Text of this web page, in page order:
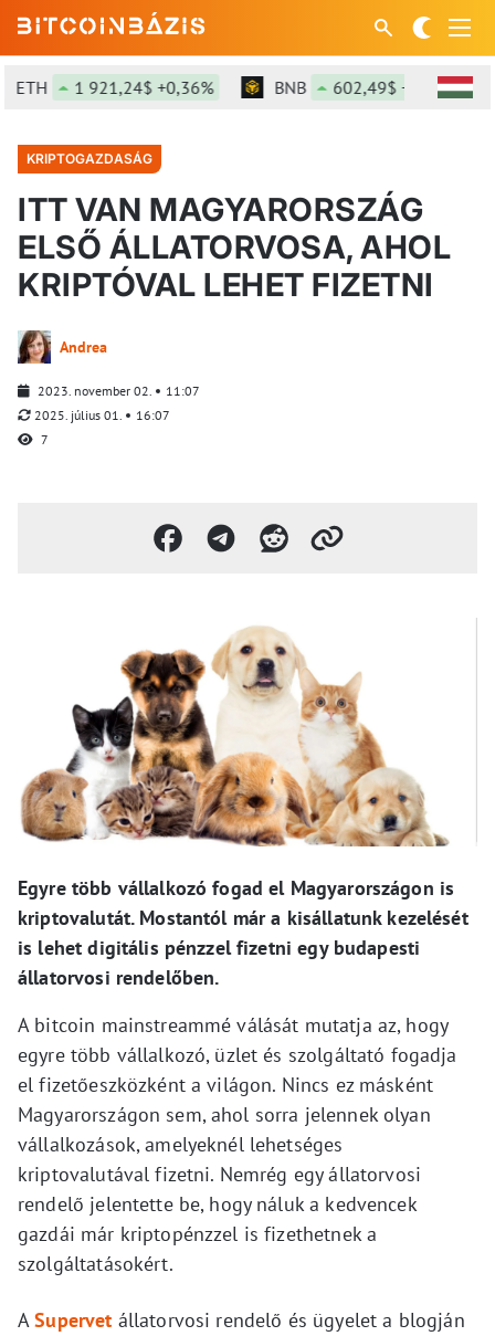
ETH 1 921,24$ +0,36% BNB 602,49$ +1,47%
KRIPTOGAZDASÁG
ITT VAN MAGYARORSZÁG
ELSŐ ÁLLATORVOSA, AHOL
KRIPTÓVAL LEHET FIZETNI
Andrea
2023. november 02.
11:07
2025. július 01.
16:07
7
Egyre több vállalkozó fogad el Magyarországon is
kriptovalutát. Mostantól már a kisállatunk kezelését
is lehet digitális pénzzel fizetni egy budapesti
állatorvosi rendelőben.
A bitcoin mainstreammé válását mutatja az, hogy
egyre több vállalkozó, üzlet és szolgáltató fogadja
el fizetőeszközként a világon. Nincs ez másként
Magyarországon sem, ahol sorra jelennek olyan
vállalkozások, amelyeknél lehetséges
kriptovalutával fizetni. Nemrég egy állatorvosi
rendelő jelentette be, hogy náluk a kedvencek
gazdái már kriptopénzzel is fizethetnek a
szolgáltatásokért.
ASupervet állatorvosi rendelő és ügyelet a blogján